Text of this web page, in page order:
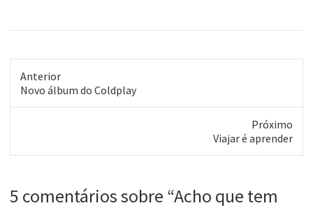
Anterior
Post
Novo álbum do Coldplay
Próximo
Viajar é aprender
5 comentários sobre “Acho que tem